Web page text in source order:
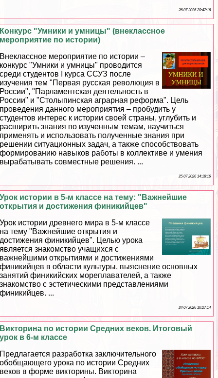
26 07 2026 20:47:16
Конкурс "Умники и умницы" (внеклассное
мероприятие по истории)
Внеклассное мероприятие по истории –
конкурс "Умники и умницы" проводится
среди студентов I курса ССУЗ после
изучения тем "Первая русская революция в
России", "Парламентская деятельность в
России" и "Столыпинская аграрная реформа". Цель
проведения данного мероприятия – пробудить у
студентов интерес к истории своей страны, углубить и
расширить знания по изученным темам, научиться
применять и использовать полученные знания при
решении ситуационных задач, а также способствовать
формированию навыков работы в коллективе и умения
выpaбатывать совместные решения. ...
25 07 2026 14:18:16
Урок истории в 5-м классе на тему: "Важнейшие
открытия и достижения финикийцев"
Урок истории древнего мира в 5-м классе
на тему "Важнейшие открытия и
достижения финикийцев". Целью урока
является знакомство учащихся с
важнейшими открытиями и достижениями
финикийцев в области культуры, выяснение основных
занятий финикийских мореплавателей, а также
знакомство с эстетическими представлениями
финикийцев. ...
24 07 2026 10:27:14
Викторина по истории Средних веков. Итоговый
урок в 6-м классе
Предлагается разработка заключительного
обобщающего урока по истории Средних
веков в форме викторины. Викторина